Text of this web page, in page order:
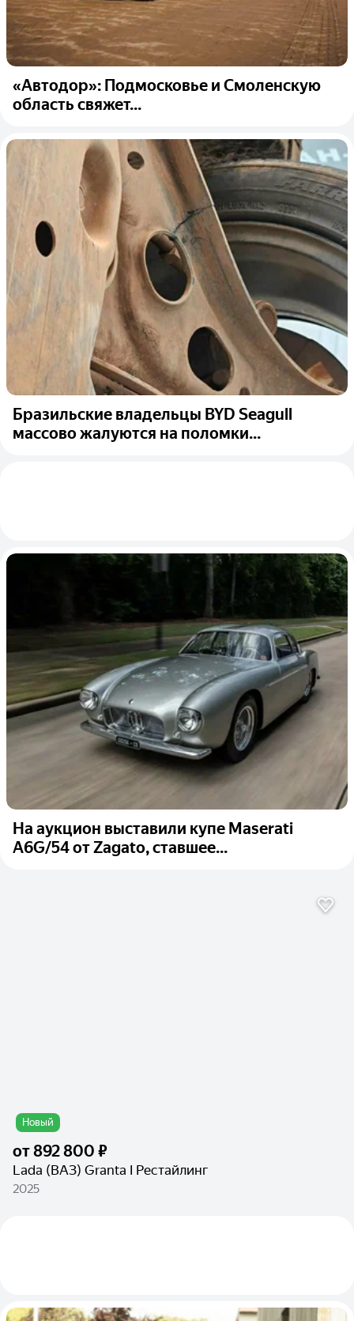
«Автодор»: Подмосковье и Смоленскую
область свяжет...
Бразильские владельцы BYD Seagull
массово жалуются на поломки...
На аукцион выставили купе Maserati
A6G/54 от Zagato, ставшее...
Новый
от892 800 ₽
Lada (ВАЗ) Granta I Рестайлинг
2025